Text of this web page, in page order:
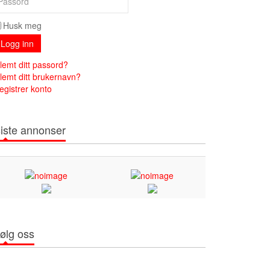
Husk meg
Logg inn
ditt passord?
ditt brukernavn?
konto
annonser
oss